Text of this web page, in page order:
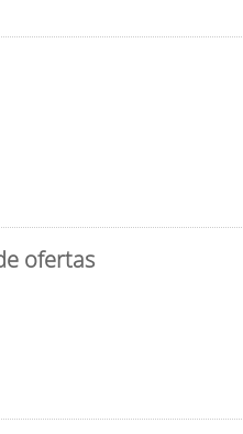
ofertas